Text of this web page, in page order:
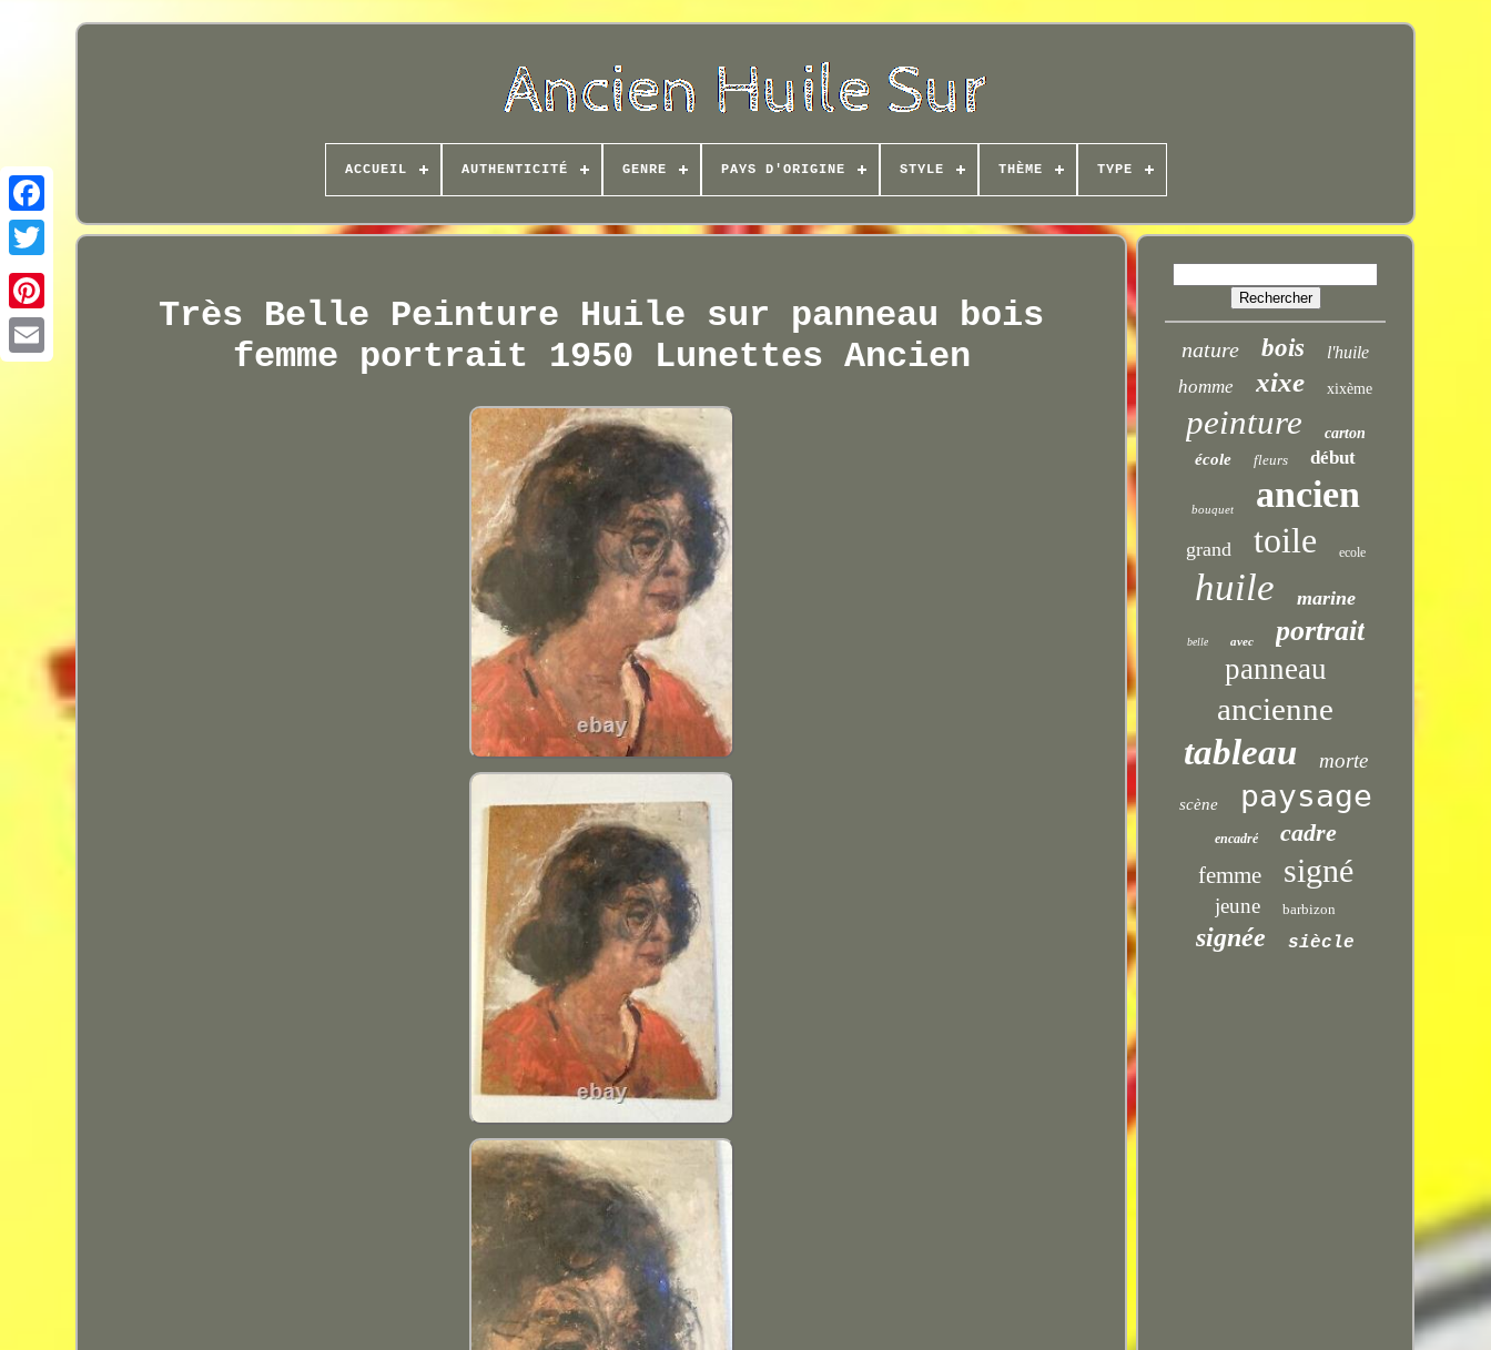
ACCUEIL AUTHENTICITÉ GENRE PAYS D'ORIGINE STYLE THÈME TYPE
Très Belle Peinture Huile sur panneau bois
femme portrait 1950 Lunettes Ancien
nature bois l'huile
homme xixe xixème
peinture carton
école fleurs début
bouquet ancien
grand toile ecole
huile marine
belle avec portrait
panneau
ancienne
tableau morte
scène paysage
encadré cadre
femme signé
jeune barbizon
signée siècle